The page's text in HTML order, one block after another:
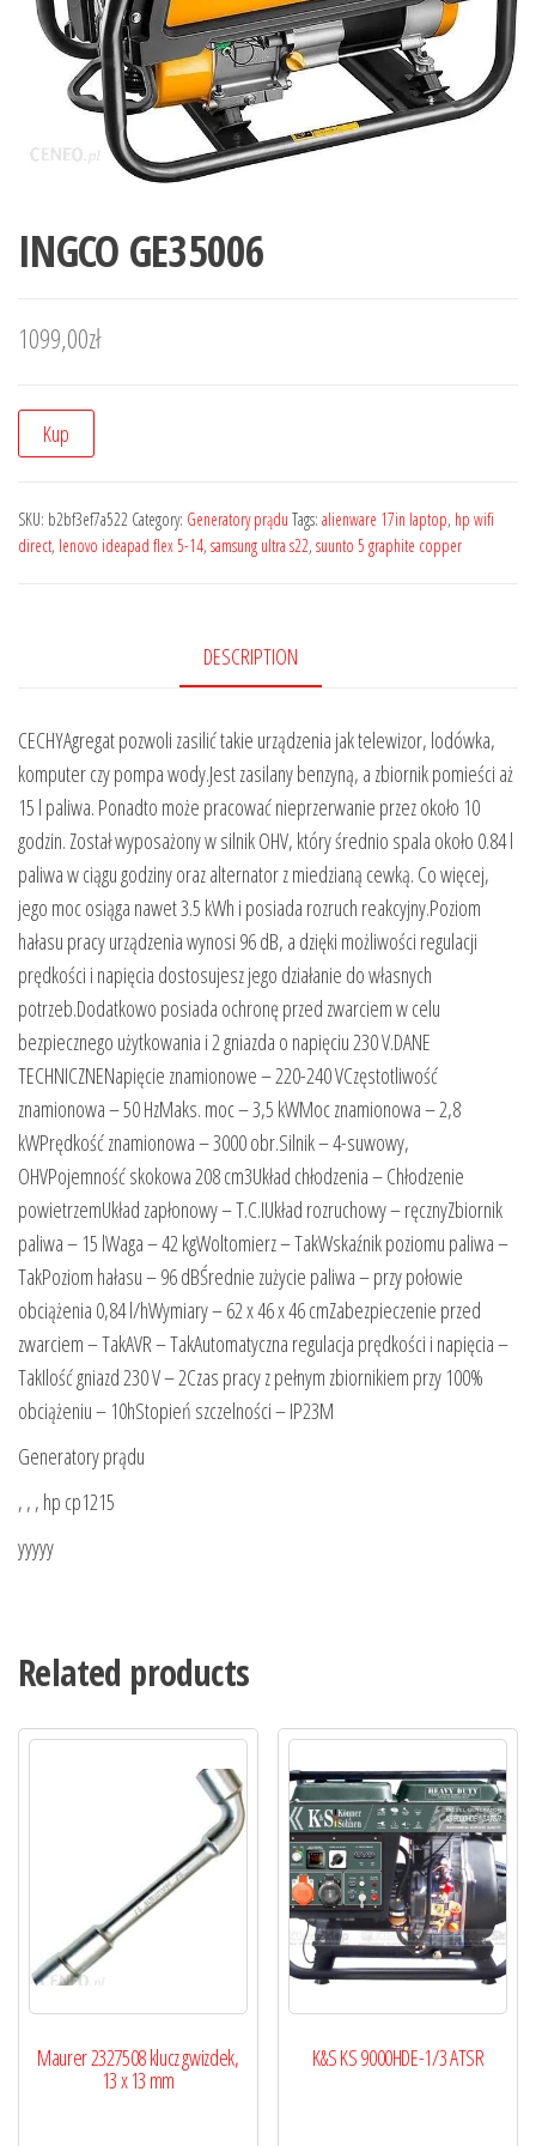
INGCO GE35006
1099,00zł
Kup
SKU: b2bf3ef7a522 Category: Generatory prądu Tags: alienware 17in laptop, hp wifi
direct, lenovo ideapad flex 5-14, samsung ultra s22, suunto 5 graphite copper
DESCRIPTION
CECHYAgregat pozwoli zasilić takie urządzenia jak telewizor, lodówka,
komputer czy pompa wody.Jest zasilany benzyną, a zbiornik pomieści aż
15 l paliwa. Ponadto może pracować nieprzerwanie przez około 10
godzin. Został wyposażony w silnik OHV, który średnio spala około 0.84 l
paliwa w ciągu godziny oraz alternator z miedzianą cewką. Co więcej,
jego moc osiąga nawet 3.5 kWh i posiada rozruch reakcyjny.Poziom
hałasu pracy urządzenia wynosi 96 dB, a dzięki możliwości regulacji
prędkości i napięcia dostosujesz jego działanie do własnych
potrzeb.Dodatkowo posiada ochronę przed zwarciem w celu
bezpiecznego użytkowania i 2 gniazda o napięciu 230 V.DANE
TECHNICZNENapięcie znamionowe – 220-240 VCzęstotliwość
znamionowa – 50 HzMaks. moc – 3,5 kWMoc znamionowa – 2,8
kWPrędkość znamionowa – 3000 obr.Silnik – 4-suwowy,
OHVPojemność skokowa 208 cm3Układ chłodzenia – Chłodzenie
powietrzemUkład zapłonowy – T.C.IUkład rozruchowy – ręcznyZbiornik
paliwa – 15 lWaga – 42 kgWoltomierz – TakWskaźnik poziomu paliwa –
TakPoziom hałasu – 96 dBŚrednie zużycie paliwa – przy połowie
obciążenia 0,84 l/hWymiary – 62 x 46 x 46 cmZabezpieczenie przed
zwarciem – TakAVR – TakAutomatyczna regulacja prędkości i napięcia –
TakIlość gniazd 230 V – 2Czas pracy z pełnym zbiornikiem przy 100%
obciążeniu – 10hStopień szczelności – IP23M
Generatory prądu
, , , hp cp1215
yyyyy
Related products
Maurer 2327508 klucz gwizdek,
13 x 13 mm
K&S KS 9000HDE-1/3 ATSR